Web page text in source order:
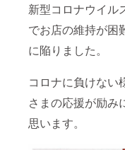
新型コロナウイル
でお店の維持が困
に陥りました。
コロナに負けない
さまの応援が励み
思います。